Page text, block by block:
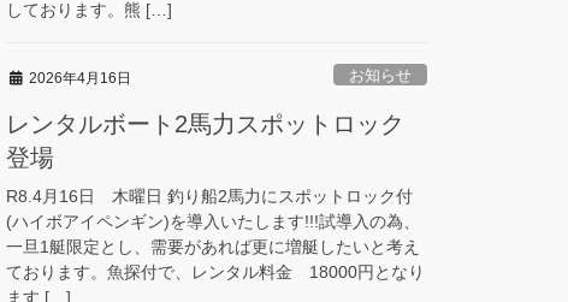
しております。熊 […]
2026年4月16日 お知らせ
レンタルボート2馬力スポットロック
登場
R8.4月16日 木曜日 釣り船2馬力にスポットロック付
(ハイボアイペンギン)を導入いたします!!!試導入の為、
一旦1艇限定とし、需要があれば更に増艇したいと考え
ております。魚探付で、レンタル料金 18000円となり
ます […]